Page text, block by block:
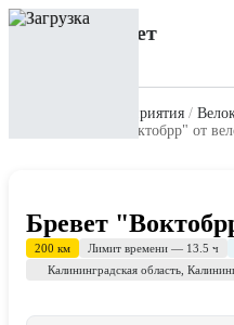
Все мероприятия
Мероприятие "Воктобрр" от
Бревет
200 км Лимит времени — 13.5 ч
Калининградская область